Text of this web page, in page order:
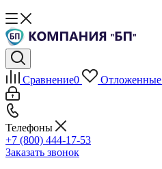
Сравнение0 Отложенные
Телефоны
+7 (800) 444-17-53
Заказать звонок